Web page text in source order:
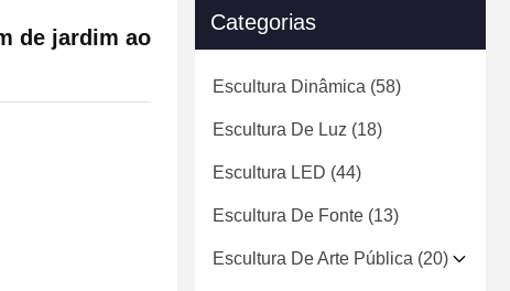
de jardim ao
Categorias
Escultura Dinâmica (58)
Escultura De Luz (18)
Escultura LED (44)
Escultura De Fonte (13)
Escultura De Arte Pública (20)